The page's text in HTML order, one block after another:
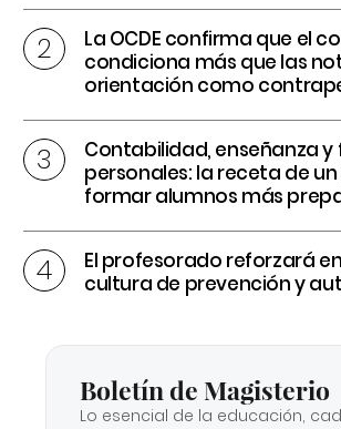
La OCDE confirma que el
condiciona más que las
orientación como
Contabilidad, enseñanza y
personales: la receta de
formar alumnos más
El profesorado reforzará
cultura de prevención y
Boletín de Magisterio
Lo esencial de la educación,